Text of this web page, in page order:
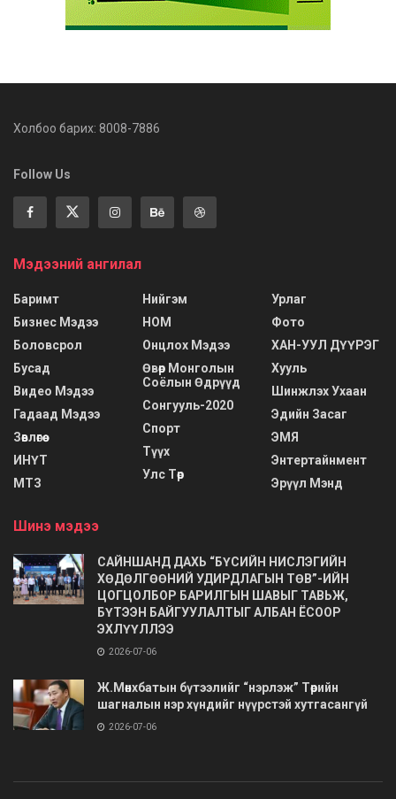
Холбоо барих: 8008-7886
Follow Us
Мэдээний ангилал
Баримт
Бизнес Мэдээ
Боловсрол
Бусад
Видео Мэдээ
Гадаад Мэдээ
Зөвлөгөө
ИНҮТ
МТЗ
Нийгэм
НОМ
Онцлох Мэдээ
Өвөр Монголын
Соёлын Өдрүүд
Сонгууль-2020
Спорт
Түүх
Улс Төр
Урлаг
Фото
ХАН-УУЛ ДҮҮРЭГ
Хууль
Шинжлэх Ухаан
Эдийн Засаг
ЭМЯ
Энтертайнмент
Эрүүл Мэнд
Шинэ мэдээ
САЙНШАНД ДАХЬ “БҮСИЙН НИСЛЭГИЙН
ХӨДӨЛГӨӨНИЙ УДИРДЛАГЫН ТӨВ”-ИЙН
ЦОГЦОЛБОР БАРИЛГЫН ШАВЫГ ТАВЬЖ,
БҮТЭЭН БАЙГУУЛАЛТЫГ АЛБАН ЁСООР
ЭХЛҮҮЛЛЭЭ
2026-07-06
Ж.Мөнхбатын бүтээлийг “нэрлэж” Төрийн
шагналын нэр хүндийг нүүрстэй хутгасангүй
2026-07-06